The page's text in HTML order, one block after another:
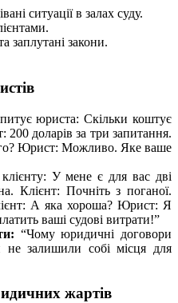
ситуації в залах суду.
заплутані закони.
юриста: Скільки коштує
200 доларів за три запитання.
Юрист: Можливо. Яке ваше
У мене є для вас дві
Клієнт: Почніть з поганої.
А яка хороша? Юрист: Я
ваші судові витрати!”
“Чому юридичні договори
залишили собі місця для
жартів